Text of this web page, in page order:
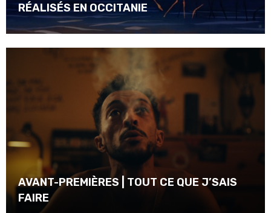
RÉALISÉS EN OCCITANIE
AVANT-PREMIÈRES | TOUT CE QUE J’SAIS
FAIRE